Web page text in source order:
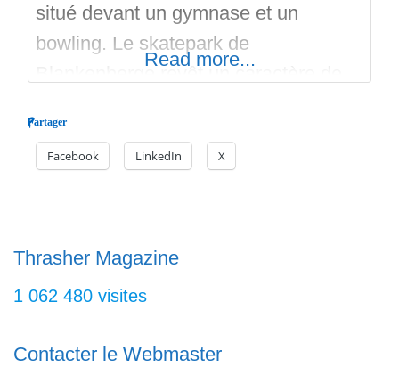
situé devant un gymnase et un
bowling. Le skatepark de
Blankenberge revêt un caractère de
une sculpture dans son
environnement. Le projet a ainsi pris
de la prairie et dont les coins relevés
marquent les
Read more...
Partager
Facebook LinkedIn X
Thrasher Magazine
1 062 480 visites
Contacter le Webmaster